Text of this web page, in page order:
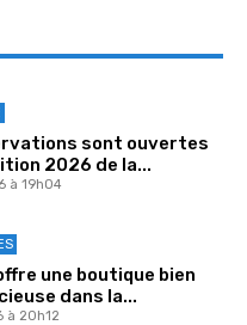
sont ouvertes
2026 de la...
à 19h04
une boutique bien
dans la...
à 20h12